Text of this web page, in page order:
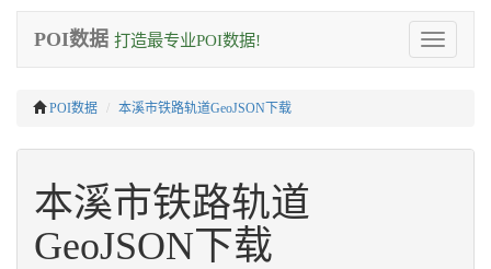
Toggle
navigation
POI数据 打造最专业POI数据!
POI数据 本溪市铁路轨道GeoJSON下载
本溪市铁路轨道
GeoJSON下载